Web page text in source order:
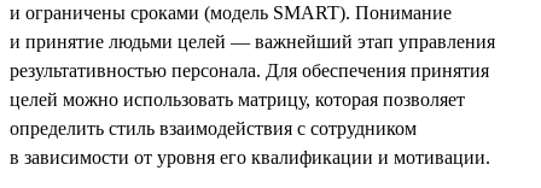
и ограничены сроками (модель SMART). Понимание
и принятие людьми целей — важнейший этап управления
результативностью персонала. Для обеспечения принятия
целей можно использовать матрицу, которая позволяет
определить стиль взаимодействия с сотрудником
в зависимости от уровня его квалификации и мотивации.